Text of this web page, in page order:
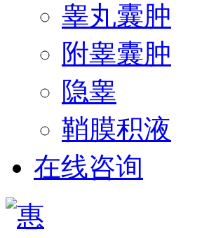
睾丸囊肿
附睾囊肿
隐睾
鞘膜积液
在线咨询